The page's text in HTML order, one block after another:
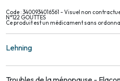
Code : 3400934016561 - Visuel non
N°122 GOUTTES
Ce produit est un médicament sans
Lehning